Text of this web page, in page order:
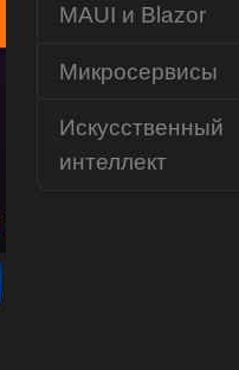
MAUI и Blazor
Микросервисы
Искусственный
интеллект